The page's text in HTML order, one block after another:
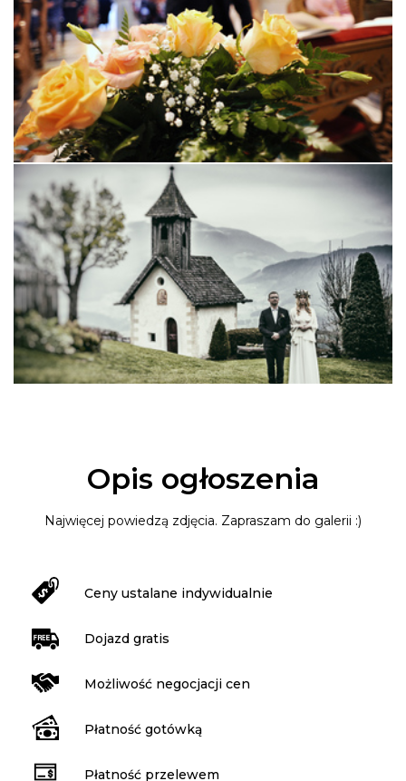
Opis ogłoszenia
Najwięcej powiedzą zdjęcia. Zapraszam do galerii :)
Ceny ustalane indywidualnie
Dojazd gratis
Możliwość negocjacji cen
Płatność gotówką
Płatność przelewem